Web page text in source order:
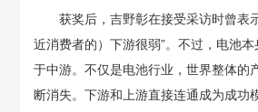
获奖后，吉野彰在接受采访时曾表
近消费者的）下游很弱”。不过，电池
于中游。不仅是电池行业，世界整体的
断消失。下游和上游直接连通成为成功